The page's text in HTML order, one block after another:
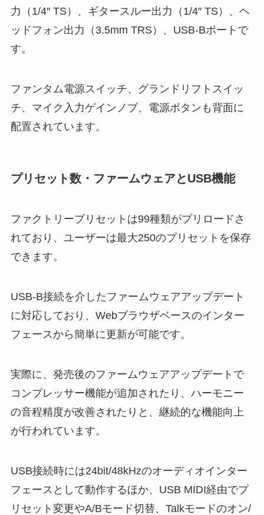
力（1/4″ TS）、ギタースルー出力（1/4″ TS）、ヘ
ッドフォン出力（3.5mm TRS）、USB-Bポートで
す。
ファンタム電源スイッチ、グランドリフトスイッ
チ、マイク入力ゲインノブ、電源ボタンも背面に
配置されています。
プリセット数・ファームウェアとUSB機能
ファクトリープリセットは99種類がプリロードさ
れており、ユーザーは最大250のプリセットを保存
できます。
USB-B接続を介したファームウェアアップデート
に対応しており、Webブラウザベースのインター
フェースから簡単に更新が可能です。
実際に、発売後のファームウェアアップデートで
コンプレッサー機能が追加されたり、ハーモニー
の音程精度が改善されたりと、継続的な機能向上
が行われています。
USB接続時には24bit/48kHzのオーディオインター
フェースとして動作するほか、USB MIDI経由でプ
リセット変更やA/Bモード切替、Talkモードのオン/